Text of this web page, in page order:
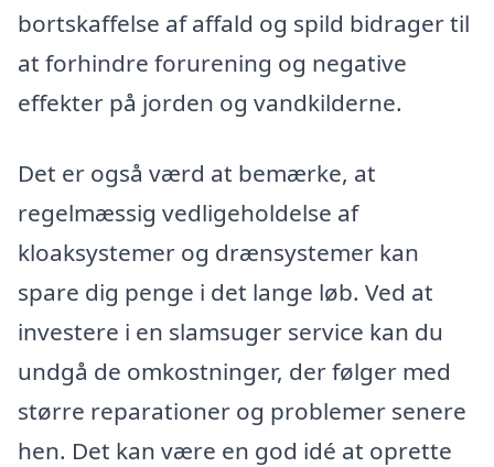
bortskaffelse af affald og spild bidrager til
at forhindre forurening og negative
effekter på jorden og vandkilderne.
Det er også værd at bemærke, at
regelmæssig vedligeholdelse af
kloaksystemer og drænsystemer kan
spare dig penge i det lange løb. Ved at
investere i en slamsuger service kan du
undgå de omkostninger, der følger med
større reparationer og problemer senere
hen. Det kan være en god idé at oprette